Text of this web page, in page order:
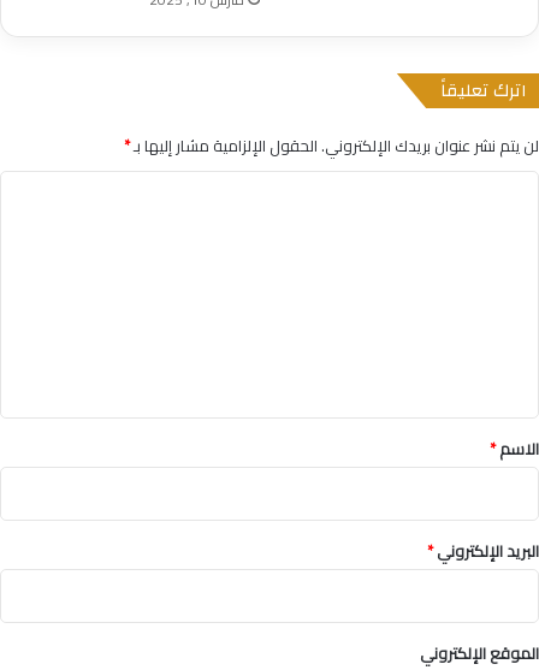
اترك تعليقاً
لن يتم نشر عنوان بريدك الإلكتروني.الحقول الإلزامية مشار إليها بـ*
*
الاسم*
البريد الإلكتروني*
الموقع الإلكتروني